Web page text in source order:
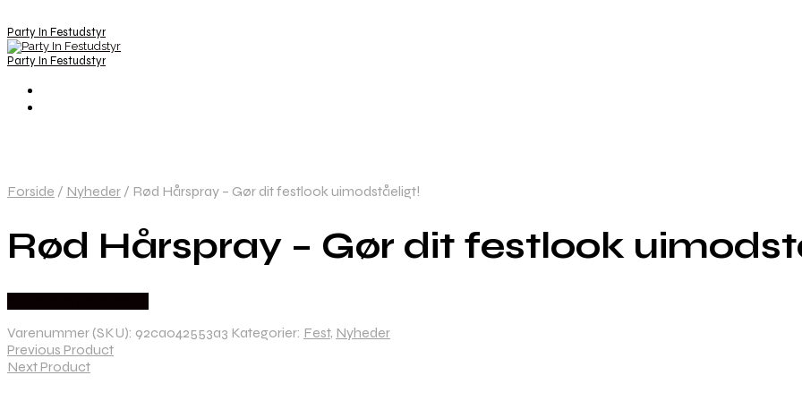
Party In Festudstyr
Party In Festudstyr
Forside / Nyheder / Rød Hårspray – Gør dit festlook uimodståeligt!
Rød Hårspray – Gør dit festlook
Varenummer (SKU): 92ca042553a3 Kategorier: Fest, Nyheder
Previous Product
Next Product